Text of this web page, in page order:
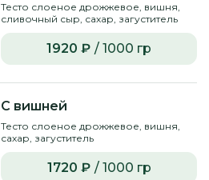
Тесто слоеное дрожжевое, вишня,
сливочный сыр, сахар, загуститель
1920 ₽ / 1000 гр
С вишней
Тесто слоеное дрожжевое, вишня,
сахар, загуститель
1720 ₽ / 1000 гр